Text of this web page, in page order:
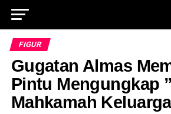
FIGUR
Gugatan Almas
Pintu Mengungkap
Mahkamah